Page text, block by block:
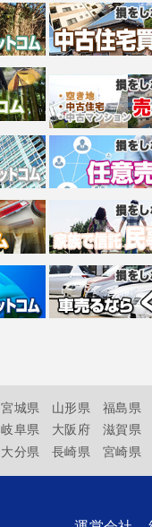
宮城県 山形県 福島県
岐阜県 大阪府 滋賀県
大分県 長崎県 宮崎県